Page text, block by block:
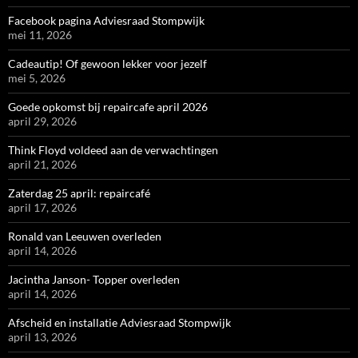
Facebook pagina Adviesraad Stompwijk
mei 11, 2026
Cadeautip! Of gewoon lekker voor jezelf
mei 5, 2026
Goede opkomst bij repaircafe april 2026
april 29, 2026
Think Floyd voldeed aan de verwachtingen
april 21, 2026
Zaterdag 25 april: repaircafé
april 17, 2026
Ronald van Leeuwen overleden
april 14, 2026
Jacintha Janson- Topper overleden
april 14, 2026
Afscheid en installatie Adviesraad Stompwijk
april 13, 2026